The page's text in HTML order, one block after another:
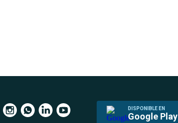
DISPONIBLE EN
Google Play